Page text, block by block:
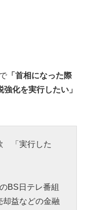
「首相になった際
化を実行したい」
「実行した
BS日テレ番組
却益などの金融